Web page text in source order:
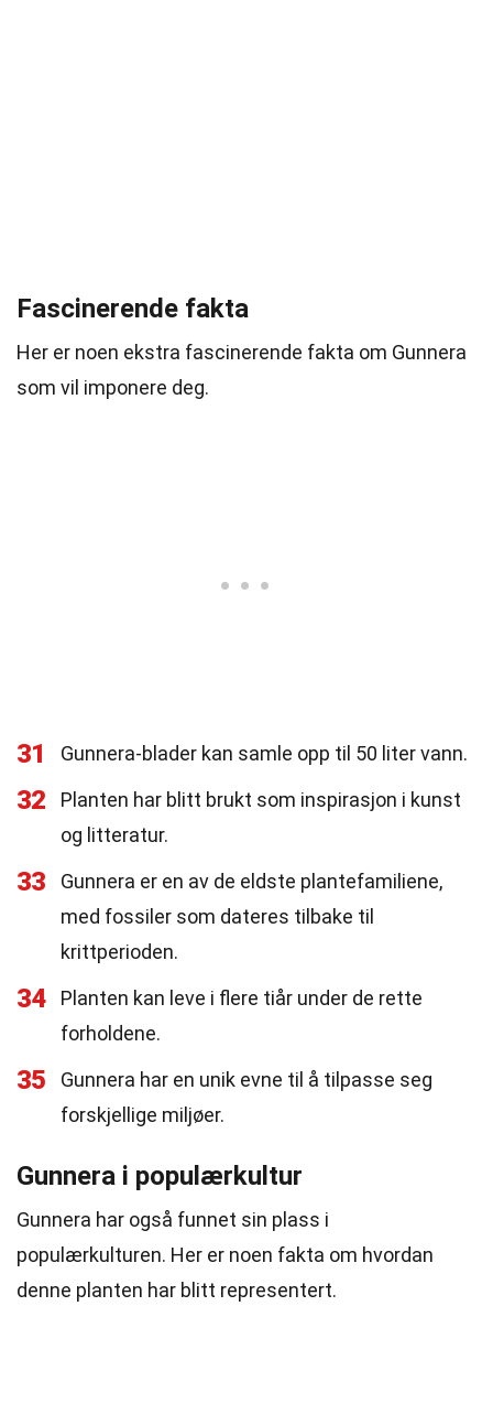
Fascinerende fakta
Her er noen ekstra fascinerende fakta om Gunnera
som vil imponere deg.
31 Gunnera-blader kan samle opp til 50 liter vann.
32
Planten har blitt brukt som inspirasjon i kunst
og litteratur.
33
Gunnera er en av de eldste plantefamiliene,
med fossiler som dateres tilbake til
krittperioden.
34
Planten kan leve i flere tiår under de rette
forholdene.
35
Gunnera har en unik evne til å tilpasse seg
forskjellige miljøer.
Gunnera i populærkultur
Gunnera har også funnet sin plass i
populærkulturen. Her er noen fakta om hvordan
denne planten har blitt representert.